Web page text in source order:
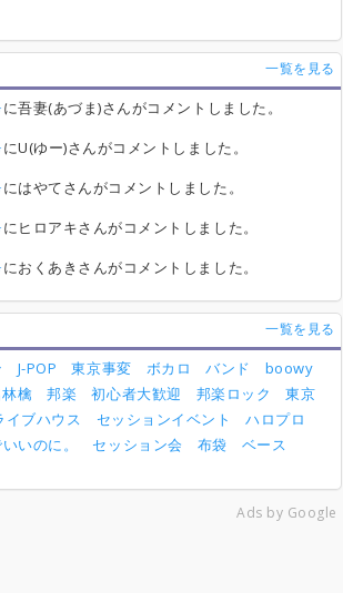
一覧を見る
に吾妻(あづま)さんがコメントしました。
にU(ゆー)さんがコメントしました。
にはやてさんがコメントしました。
にヒロアキさんがコメントしました。
におくあきさんがコメントしました。
一覧を見る
J-POP 東京事変 ボカロ バンド
boowy
檎 邦楽 初心者大歓迎 邦楽ロック
東京
イブハウス セッションイベント
ハロプロ
いのに。 セッション会 布袋
ベース
Ads by Google